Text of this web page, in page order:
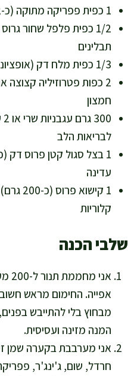
1 כפית פפריקה מתוקה (כ-2 גרם) – צבע וחום עדין
1/2 כפית פלפל שחור
תבלינים
1/3 כפית מלח דק (אופציונלי) – התאימו לפי הסויה
2 כפות פטרוזיליה קצוצה
חמצון
לבריאות הלב
עדינה
1
קלוריות
שלבי הכנה
אפייה. החימום מראש
מבחוץ בלי להתייבש
המנה מזינה ועסיסית.
אני מערבבת בקערה שמן
חרדל, שום, ג'ינג'ר,